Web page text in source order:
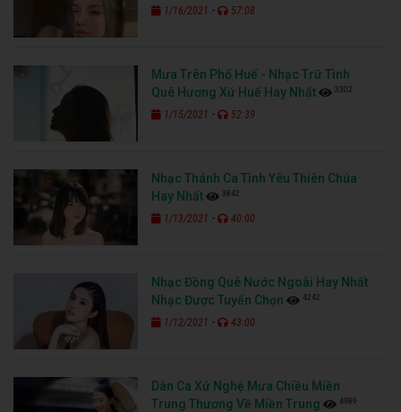
1/16/2021 - 57:08
Mưa Trên Phố Huế - Nhạc Trữ Tình
Quê Hương Xứ Huế Hay Nhất
3302
1/15/2021 - 52:39
Nhạc Thánh Ca Tình Yêu Thiên Chúa
Hay Nhất
3842
1/13/2021 - 40:00
Nhạc Đồng Quê Nước Ngoài Hay Nhất
Nhạc Được Tuyển Chọn
4242
1/12/2021 - 43:00
Dân Ca Xứ Nghệ Mưa Chiều Miền
Trung Thương Về Miền Trung
4989